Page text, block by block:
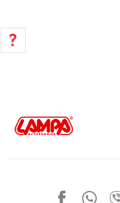
011 4427900
Pišite nam